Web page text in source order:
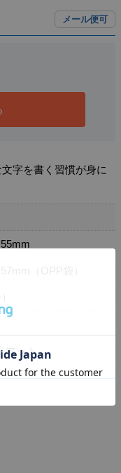
メール便可
字を書く習慣が身に
（OPP袋）
マット